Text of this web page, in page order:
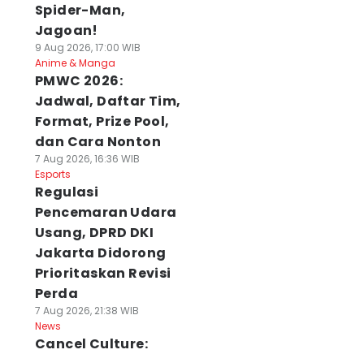
Spider-Man,
Jagoan!
9 Aug 2026, 17:00 WIB
Anime & Manga
PMWC 2026:
Jadwal, Daftar Tim,
Format, Prize Pool,
dan Cara Nonton
7 Aug 2026, 16:36 WIB
Esports
Regulasi
Pencemaran Udara
Usang, DPRD DKI
Jakarta Didorong
Prioritaskan Revisi
Perda
7 Aug 2026, 21:38 WIB
News
Cancel Culture: